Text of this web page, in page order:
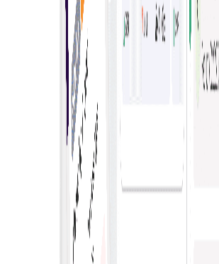
מכירות פומביות מקבילות
הצעות מקוונים במקביל—להגברת תחרות,
מכירות פומביות חיות מרובות בקלות
חיות מרובות מאפשרות הגשת הצעות במקביל
מגבירות תחרות ויוצרות הזדמנויות מגוונות